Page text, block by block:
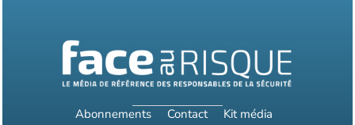
Abonnements Contact
Kit média